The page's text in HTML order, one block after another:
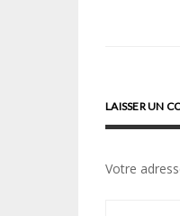
LAISSER UN
Votre